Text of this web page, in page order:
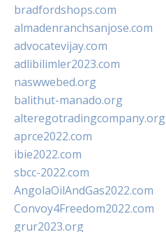
bradfordshops.com
almadenranchsanjose.com
advocatevijay.com
adlibilimler2023.com
naswwebed.org
balithut-manado.org
alteregotradingcompany.org
aprce2022.com
ibie2022.com
sbcc-2022.com
AngolaOilAndGas2022.com
Convoy4Freedom2022.com
grur2023.org